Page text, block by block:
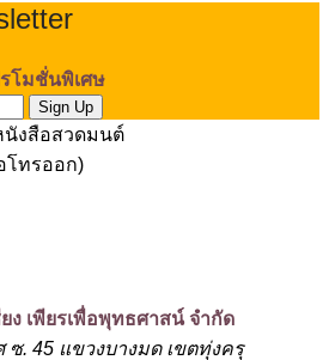
โมชั่นพิเศษ
Sign Up
โทรออก)
ง เพียรเพื่อพุทธศาสน์ จำกัด
ซ. 45 แขวงบางมด เขตทุ่งครุ